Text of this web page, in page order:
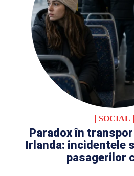
SOCIAL
Paradox în
Irlanda: incidentele
pasagerilor